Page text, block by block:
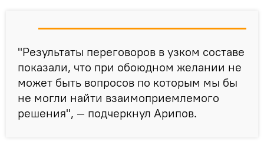
"Результаты переговоров в узком составе
показали, что при обоюдном желании не
может быть вопросов по которым мы бы
не могли найти взаимоприемлемого
решения", — подчеркнул Арипов.